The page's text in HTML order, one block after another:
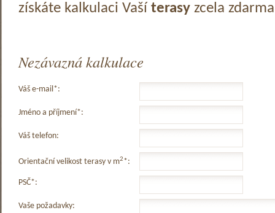
získáte kalkulaci Vaší terasyzcela
Nezávazná kalkulace
Váš e-mail*:
Jméno a příjmení*:
Váš telefon:
Orientační velikost terasy v m2*:
PSČ*:
Vaše požadavky: